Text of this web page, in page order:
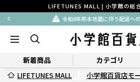
LIFETUNES MALL | 小学館の総
令和8年熊本地震に伴う配送への
新着商品 カテゴリ
LIFETUNES MALL
小学館百貨店モ